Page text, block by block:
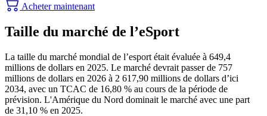
Acheter maintenant
Taille du marché de l’eSport
La taille du marché mondial de l’esport était évaluée à 649,4
millions de dollars en 2025. Le marché devrait passer de 757
millions de dollars en 2026 à 2 617,90 millions de dollars d’ici
2034, avec un TCAC de 16,80 % au cours de la période de
prévision. L'Amérique du Nord dominait le marché avec une part
de 31,10 % en 2025.